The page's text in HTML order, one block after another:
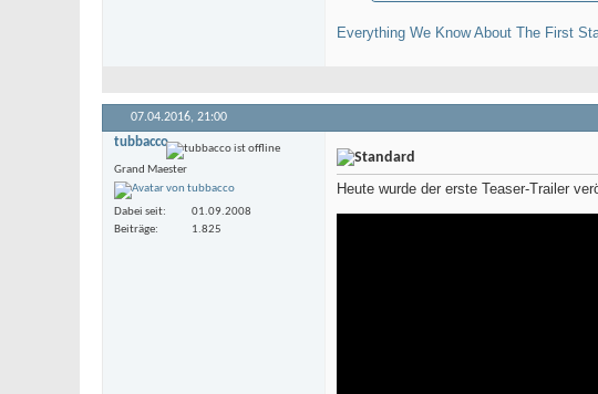
Everything We Know About The First
07.04.2016, 21:00
tubbacco
Grand Maester
Dabei seit
01.09.2008
Beiträge
1.825
Heute wurde der erste Teaser-Trailer